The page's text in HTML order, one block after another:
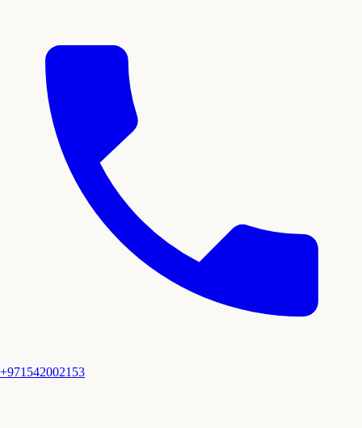
+971542002153